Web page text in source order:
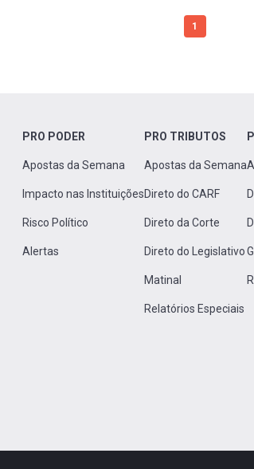
1
PRO PODER
Apostas da Semana
Impacto nas Instituições
Risco Político
Alertas
PRO TRIBUTOS
Apostas da Semana
Direto do CARF
Direto da Corte
Direto do Legislativo
Matinal
Relatórios Especiais